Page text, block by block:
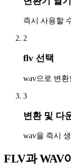
즉시 사용할
2
flv 선택
wav으로 변
3
변환 및 다
wav을 즉시
FLV과 WAV